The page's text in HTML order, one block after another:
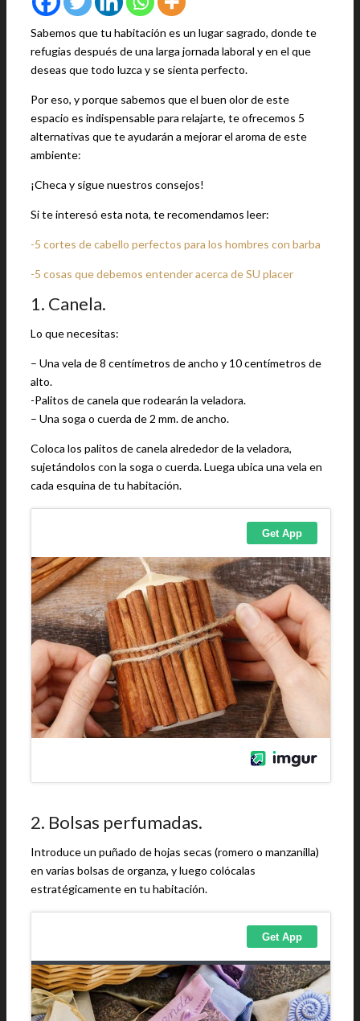
Sabemos que tu habitación es un lugar sagrado, donde te
refugias después de una larga jornada laboral y en el que
deseas que todo luzca y se sienta perfecto.
Por eso, y porque sabemos que el buen olor de este
espacio es indispensable para relajarte, te ofrecemos 5
alternativas que te ayudarán a mejorar el aroma de este
ambiente:
¡Checa y sigue nuestros consejos!
Si te interesó esta nota, te recomendamos leer:
-5 cortes de cabello perfectos para los hombres con barba
-5 cosas que debemos entender acerca de SU placer
1. Canela.
Lo que necesitas:
– Una vela de 8 centímetros de ancho y 10 centímetros de
alto.
-Palitos de canela que rodearán la veladora.
– Una soga o cuerda de 2 mm. de ancho.
Coloca los palitos de canela alrededor de la veladora,
sujetándolos con la soga o cuerda. Luega ubica una vela en
cada esquina de tu habitación.
2. Bolsas perfumadas.
Introduce un puñado de hojas secas (romero o manzanilla)
en varias bolsas de organza, y luego colócalas
estratégicamente en tu habitación.